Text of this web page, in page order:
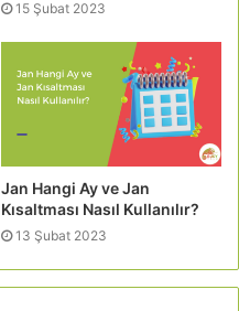
15 Şubat 2023
Jan Hangi Ay ve Jan
Kısaltması Nasıl Kullanılır?
13 Şubat 2023